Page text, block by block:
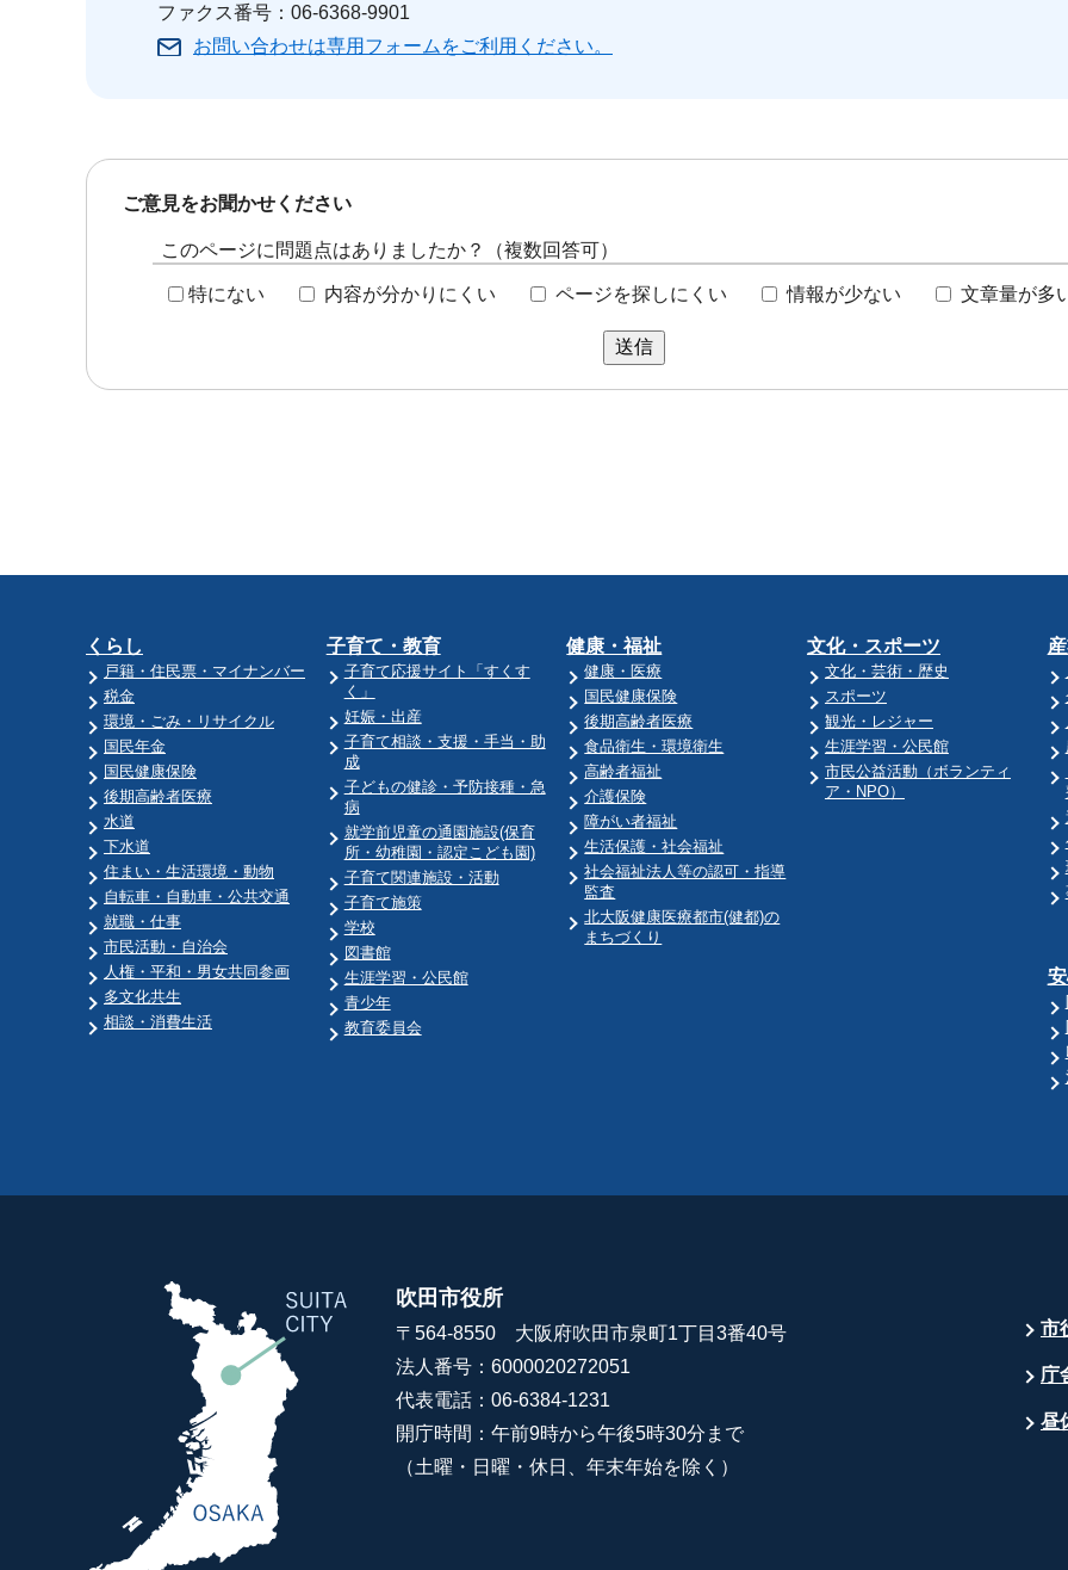
ファクス番号：06-6368-9901
お問い合わせは専用フォームをご利用ください。
ご意見をお聞かせください
このページに問題点はありましたか？（複数回答可）
特にない 内容が分かりにくい ページを探しにくい 情報が少ない 文章量が多
送信
くらし
戸籍・住民票・マイナンバー
税金
環境・ごみ・リサイクル
国民年金
国民健康保険
後期高齢者医療
水道
下水道
住まい・生活環境・動物
自転車・自動車・公共交通
就職・仕事
市民活動・自治会
人権・平和・男女共同参画
多文化共生
相談・消費生活
子育て・教育
子育て応援サイト「すくす
く」
妊娠・出産
子育て相談・支援・手当・助
成
子どもの健診・予防接種・急
病
就学前児童の通園施設(保育
所・幼稚園・認定こども園)
子育て関連施設・活動
子育て施策
学校
図書館
生涯学習・公民館
青少年
教育委員会
健康・福祉
健康・医療
国民健康保険
後期高齢者医療
食品衛生・環境衛生
高齢者福祉
介護保険
障がい者福祉
生活保護・社会福祉
社会福祉法人等の認可・指導
監査
北大阪健康医療都市(健都)の
まちづくり
文化・スポーツ
文化・芸術・歴史
スポーツ
観光・レジャー
生涯学習・公民館
市民公益活動（ボランティ
ア・NPO）
吹田市役所
〒564-8550 大阪府吹田市泉町1丁目3番40号
法人番号：6000020272051
代表電話：06-6384-1231
開庁時間：午前9時から午後5時30分まで
（土曜・日曜・休日、年末年始を除く）
市
庁
昼